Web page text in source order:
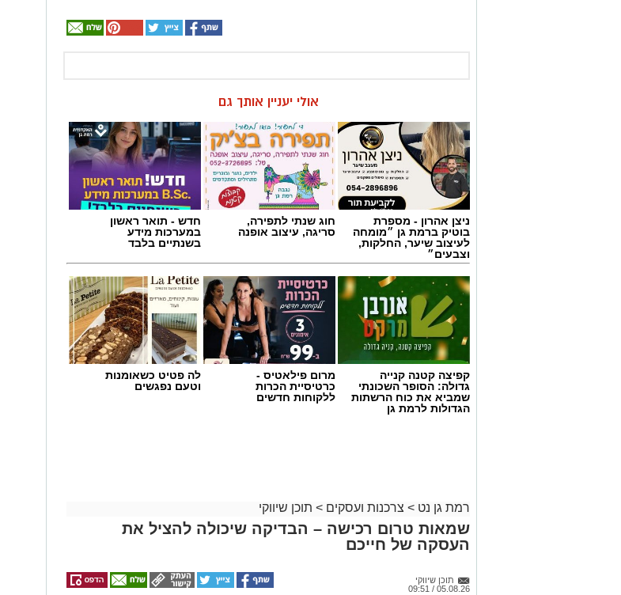
אולי יעניין אותך גם
ניצן אהרון - מספרת
בוטיק ברמת גן ״מומחה
לעיצוב שיער, החלקות,
וצבעים״
חוג שנתי לתפירה,
סריגה, עיצוב אופנה
חדש - תואר ראשון
במערכות מידע
בשנתיים בלבד
קפיצה קטנה קנייה
גדולה: הסופר השכונתי
שמביא את כוח הרשתות
הגדולות לרמת גן
מרום פילאטיס -
כרטיסיית הכרות
ללקוחות חדשים
לה פטיט כשאומנות
וטעם נפגשים
05.08.26 / 09:51